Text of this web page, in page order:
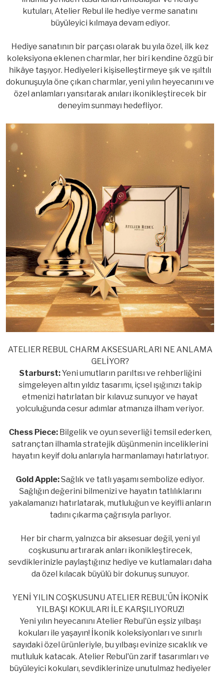
kutuları, Atelier Rebul ile hediye verme sanatını
büyüleyici kılmaya devam ediyor.
Hediye sanatının bir parçası olarak bu yıla özel, ilk kez
koleksiyona eklenen charmlar, her biri kendine özgü bir
hikâye taşıyor. Hediyeleri kişiselleştirmeye şık ve ışıltılı
dokunuşuyla öne çıkan charmlar, yeni yılın heyecanını ve
özel anlamları yansıtarak anıları ikonikleştirecek bir
deneyim sunmayı hedefliyor.
ATELIER REBUL CHARM AKSESUARLARI NE ANLAMA
GELİYOR?
Starburst:Yeni umutların parıltısı ve rehberliğini
simgeleyen altın yıldız tasarımı, içsel ışığınızı takip
etmenizi hatırlatan bir kılavuz sunuyor ve hayat
yolculuğunda cesur adımlar atmanıza ilham veriyor.
Chess Piece:Bilgelik ve oyun severliği temsil ederken,
satrançtan ilhamla stratejik düşünmenin inceliklerini
hayatın keyif dolu anlarıyla harmanlamayı hatırlatıyor.
Gold Apple:Sağlık ve tatlı yaşamı sembolize ediyor.
Sağlığın değerini bilmenizi ve hayatın tatlılıklarını
yakalamanızı hatırlatarak, mutluluğun ve keyifli anların
tadını çıkarma çağrısıyla parlıyor.
Her bir charm, yalnızca bir aksesuar değil, yeni yıl
coşkusunu artırarak anları ikonikleştirecek,
sevdiklerinizle paylaştığınız hediye ve kutlamaları daha
da özel kılacak büyülü bir dokunuş sunuyor.
YENİ YILIN COŞKUSUNU ATELIER REBUL’ÜN İKONİK
YILBAŞI KOKULARI İLE KARŞILIYORUZ!
Yeni yılın heyecanını Atelier Rebul'ün eşsiz yılbaşı
kokuları ile yaşayın! İkonik koleksiyonları ve sınırlı
sayıdaki özel ürünleriyle, bu yılbaşı evinize sıcaklık ve
mutluluk katacak. Atelier Rebul'ün zarif tasarımları ve
büyüleyici kokuları, sevdiklerinize unutulmaz hediyeler